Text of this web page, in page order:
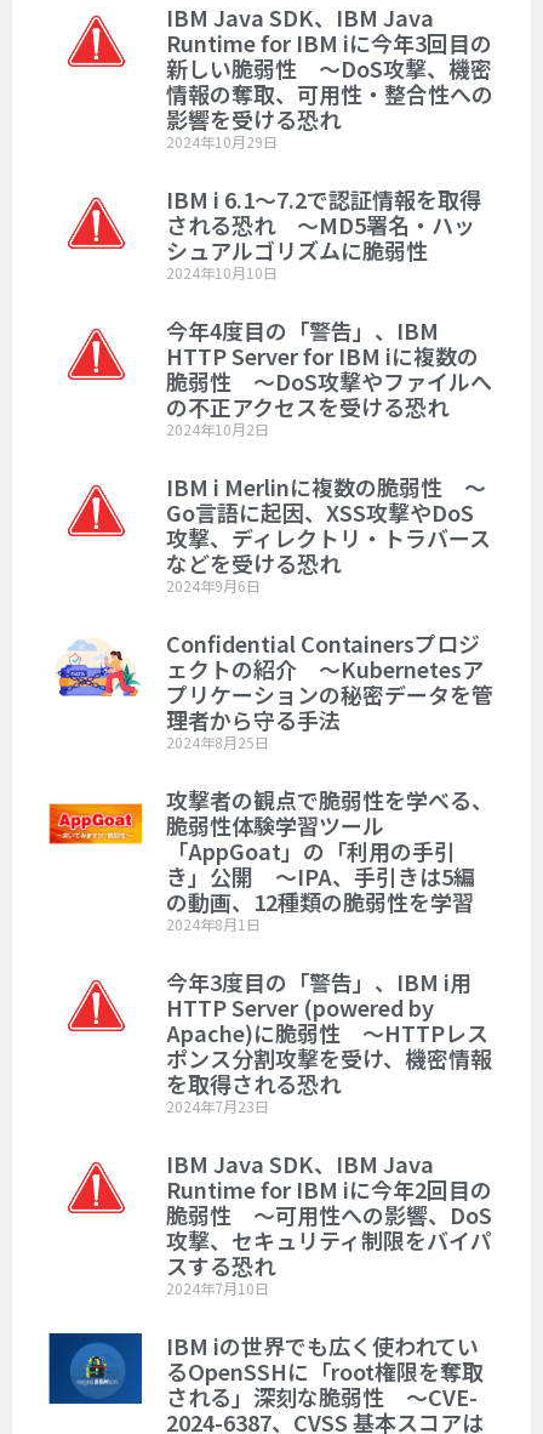
IBM Java SDK、IBM Java
Runtime for IBM iに今年3回目の
新しい脆弱性 ～DoS攻撃、機密
情報の奪取、可用性・整合性への
影響を受ける恐れ
2024年10月29日
IBM i 6.1～7.2で認証情報を取得
される恐れ ～MD5署名・ハッ
シュアルゴリズムに脆弱性
2024年10月10日
今年4度目の「警告」、IBM
HTTP Server for IBM iに複数の
脆弱性 ～DoS攻撃やファイルへ
の不正アクセスを受ける恐れ
2024年10月2日
IBM i Merlinに複数の脆弱性 ～
Go言語に起因、XSS攻撃やDoS
攻撃、ディレクトリ・トラバース
などを受ける恐れ
2024年9月6日
Confidential Containersプロジ
ェクトの紹介 ～Kubernetesア
プリケーションの秘密データを管
理者から守る手法
2024年8月25日
攻撃者の観点で脆弱性を学べる、
脆弱性体験学習ツール
「AppGoat」の「利用の手引
き」公開 ～IPA、手引きは5編
の動画、12種類の脆弱性を学習
2024年8月1日
今年3度目の「警告」、IBM i用
HTTP Server (powered by
Apache)に脆弱性 ～HTTPレス
ポンス分割攻撃を受け、機密情報
を取得される恐れ
2024年7月23日
IBM Java SDK、IBM Java
Runtime for IBM iに今年2回目の
脆弱性 ～可用性への影響、DoS
攻撃、セキュリティ制限をバイパ
スする恐れ
2024年7月10日
IBM iの世界でも広く使われてい
るOpenSSHに「root権限を奪取
される」深刻な脆弱性 ～CVE-
2024-6387、CVSS 基本スコアは